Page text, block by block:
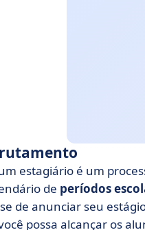
estagiário é um
de períodos
de anunciar seu
possa alcançar os